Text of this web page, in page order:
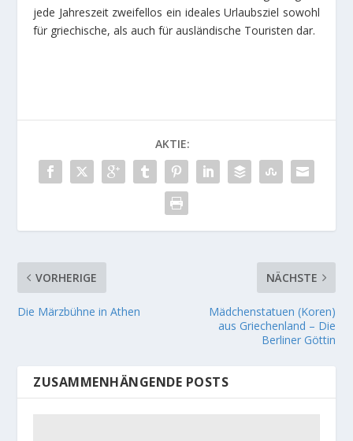
jede Jahreszeit zweifellos ein ideales Urlaubsziel sowohl
für griechische, als auch für ausländische Touristen dar.
AKTIE:
VORHERIGE
Die Märzbühne in Athen
NÄCHSTE
Mädchenstatuen (Koren)
aus Griechenland – Die
Berliner Göttin
ZUSAMMENHÄNGENDE POSTS